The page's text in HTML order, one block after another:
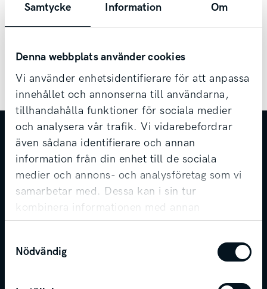
Samtycke Information Om
Denna webbplats använder cookies
Vi använder enhetsidentifierare för att anpassa
innehållet och annonserna till användarna,
tillhandahålla funktioner för sociala medier
och analysera vår trafik. Vi vidarebefordrar
även sådana identifierare och annan
information från din enhet till de sociala
medier och annons- och analysföretag som vi
samarbetar med. Dessa kan i sin tur
kombinera informationen med annan
information som du har tillhandahållit eller
som de har samlat in när du har använt deras
tjänster.
Nödvändig
Kontakta oss
KONTAKT
Telefon
0500-44 48 00
E-post
info@svenskamotor.se
FÖLJ SVENSKA MOTOR